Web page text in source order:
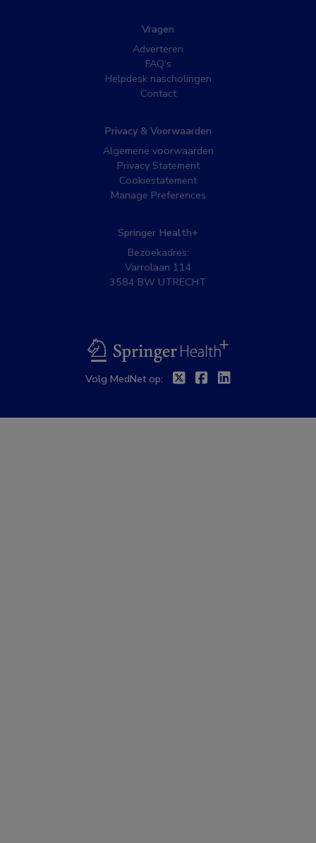
Vragen
Adverteren
FAQ’s
Helpdesk nascholingen
Contact
Privacy & Voorwaarden
Algemene voorwaarden
Privacy Statement
Cookiestatement
Manage Preferences
Springer Health+
Bezoekadres:
Varrolaan 114
3584 BW UTRECHT
BSL
Volg MedNet op: TwitterFacebook
Linkedin